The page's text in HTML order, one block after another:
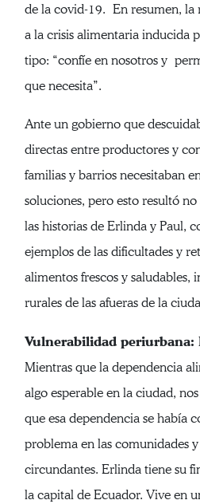
de la covid-19. En resumen, la
a la crisis alimentaria inducida
tipo: “confíe en nosotros y
que necesita”.
Ante un gobierno que
directas entre productores y
familias y barrios necesitaban
soluciones, pero esto resultó
las historias de Erlinda y Paul,
ejemplos de las dificultades y
alimentos frescos y saludables,
rurales de las afueras de la
Vulnerabilidad periurbana:
Mientras que la dependencia
algo esperable en la ciudad,
que esa dependencia se había
problema en las comunidades
circundantes. Erlinda tiene su
la capital de Ecuador. Vive en